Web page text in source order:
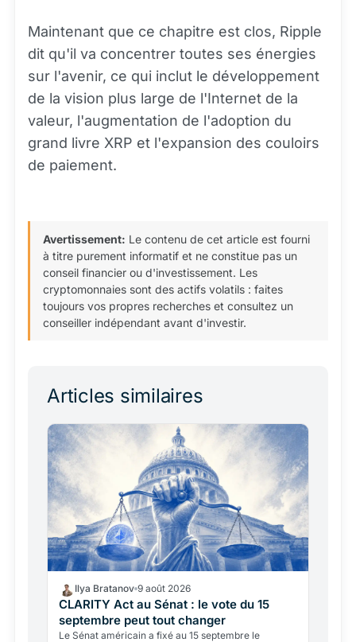
Maintenant que ce chapitre est clos, Ripple
dit qu'il va concentrer toutes ses énergies
sur l'avenir, ce qui inclut le développement
de la vision plus large de l'Internet de la
valeur, l'augmentation de l'adoption du
grand livre XRP et l'expansion des couloirs
de paiement.
Avertissement: Le contenu de cet article est fourni
à titre purement informatif et ne constitue pas un
conseil financier ou d'investissement. Les
cryptomonnaies sont des actifs volatils : faites
toujours vos propres recherches et consultez un
conseiller indépendant avant d'investir.
Articles similaires
Ilya Bratanov 9 août 2026
CLARITY Act au Sénat : le vote du 15
septembre peut tout changer
Le Sénat américain a fixé au 15 septembre le